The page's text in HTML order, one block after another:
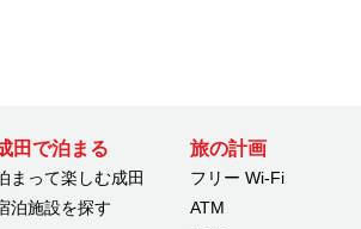
田で泊まる
まって楽しむ成田
泊施設を探す
旅の計画
フリー Wi-Fi
ATM